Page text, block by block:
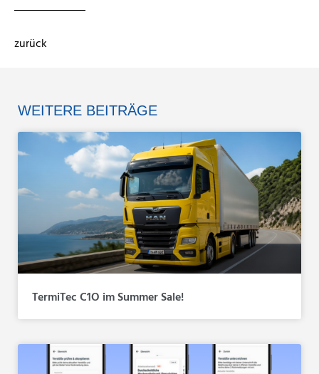
zurück
WEITERE BEITRÄGE
TermiTec C1O im Summer Sale!